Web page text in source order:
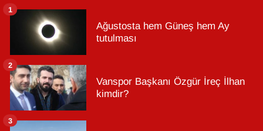
Ağustosta hem Güneş hem Ay
tutulması
1
Vanspor Başkanı Özgür İreç İlhan
kimdir?
2
3